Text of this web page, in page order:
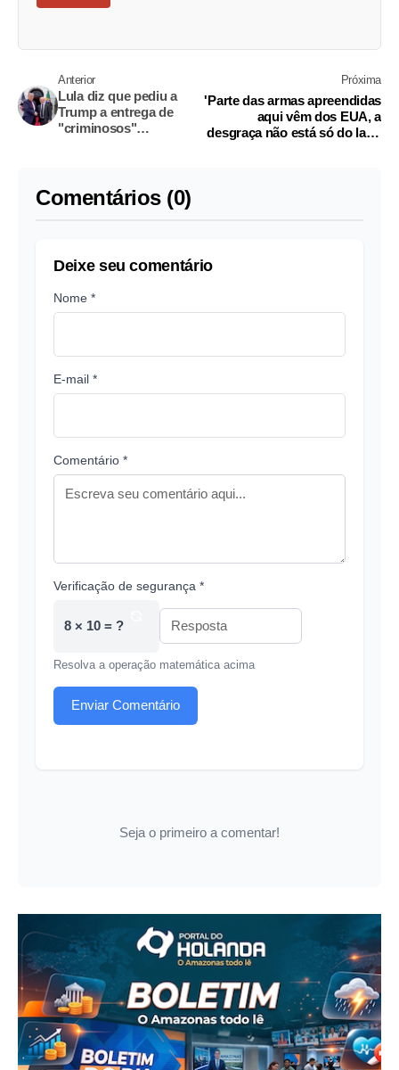
Anterior
Lula diz que pediu a
Trump a entrega de
"criminosos"
Próxima
'Parte das armas apreendidas
aqui vêm dos EUA, a
desgraça não está só do lado
Comentários (0)
Deixe seu comentário
Nome *
E-mail *
Comentário *
Verificação de segurança *
8 × 10 = ?
Resolva a operação matemática acima
Enviar Comentário
Seja o primeiro a comentar!